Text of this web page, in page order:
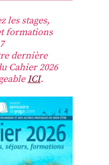
les stages,
formations
dernière
Cahier 2026
ICI.